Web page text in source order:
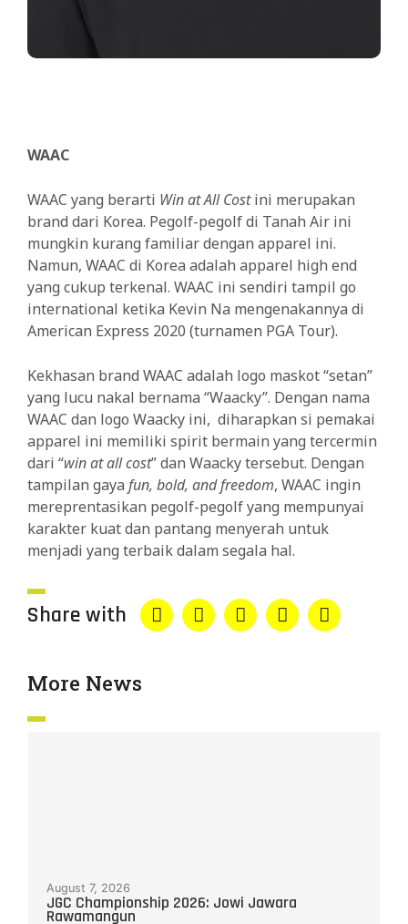
WAAC
WAAC yang berarti Win at All Costini merupakan
brand dari Korea. Pegolf-pegolf di Tanah Air ini
mungkin kurang familiar dengan apparel ini.
Namun, WAAC di Korea adalah apparel high end
yang cukup terkenal. WAAC ini sendiri tampil go
international ketika Kevin Na mengenakannya di
American Express 2020 (turnamen PGA Tour).
Kekhasan brand WAAC adalah logo maskot “setan”
yang lucu nakal bernama “Waacky”. Dengan nama
WAAC dan logo Waacky ini, diharapkan si pemakai
apparel ini memiliki spirit bermain yang tercermin
dari “win at all cost” dan Waacky tersebut. Dengan
tampilan gaya fun, bold, and freedom, WAAC ingin
mereprentasikan pegolf-pegolf yang mempunyai
karakter kuat dan pantang menyerah untuk
menjadi yang terbaik dalam segala hal.
Share with
More News
August 7, 2026
JGC Championship 2026: Jowi Jawara
Rawamangun